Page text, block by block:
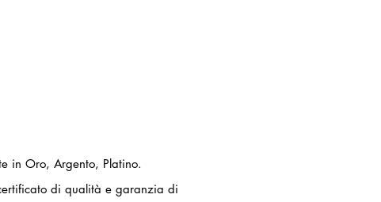
in Oro, Argento, Platino.
di qualità e garanzia di